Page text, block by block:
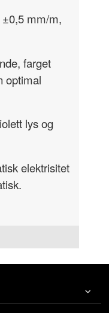
mm/m,
farget
optimal
lys og
elektrisitet